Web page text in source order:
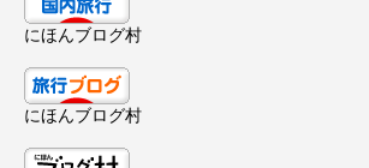
にほんブログ村
にほんブログ村